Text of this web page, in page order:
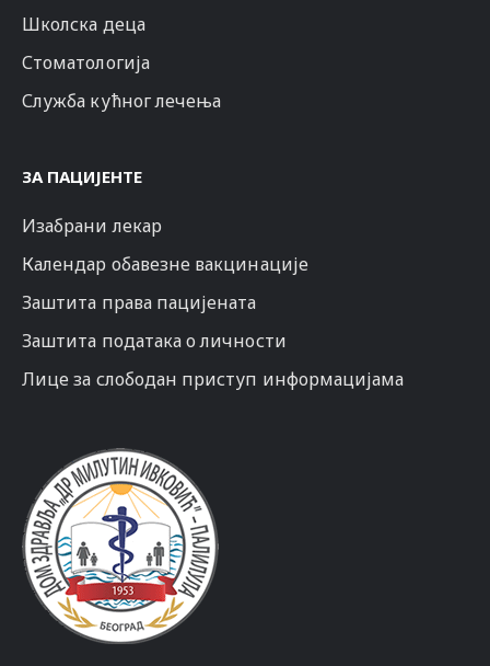
Школска деца
Стоматологија
Служба кућног лечења
ЗА ПАЦИЈЕНТЕ
Изабрани лекар
Календар обавезне вакцинације
Заштита права пацијената
Заштита података о личности
Лице за слободан приступ информацијама